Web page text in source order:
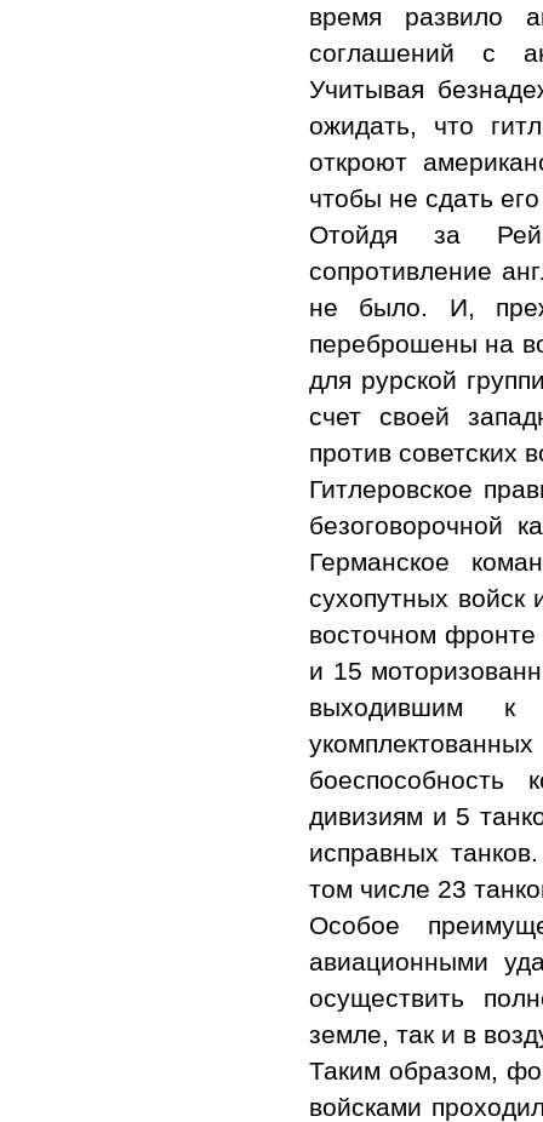
время развило
соглашений с
Учитывая
ожидать, что
откроют
чтобы не сдать
Отойдя за
сопротивление
не было. И,
переброшены на
для рурской
счет своей
против советских
Гитлеровское
безоговорочной
Германское
сухопутных
восточном
и 15
выходившим к
боеспособность
дивизиям и 5
исправных
том числе 23
Особое
авиационными
осуществить
земле, так и в
Таким образом,
войсками